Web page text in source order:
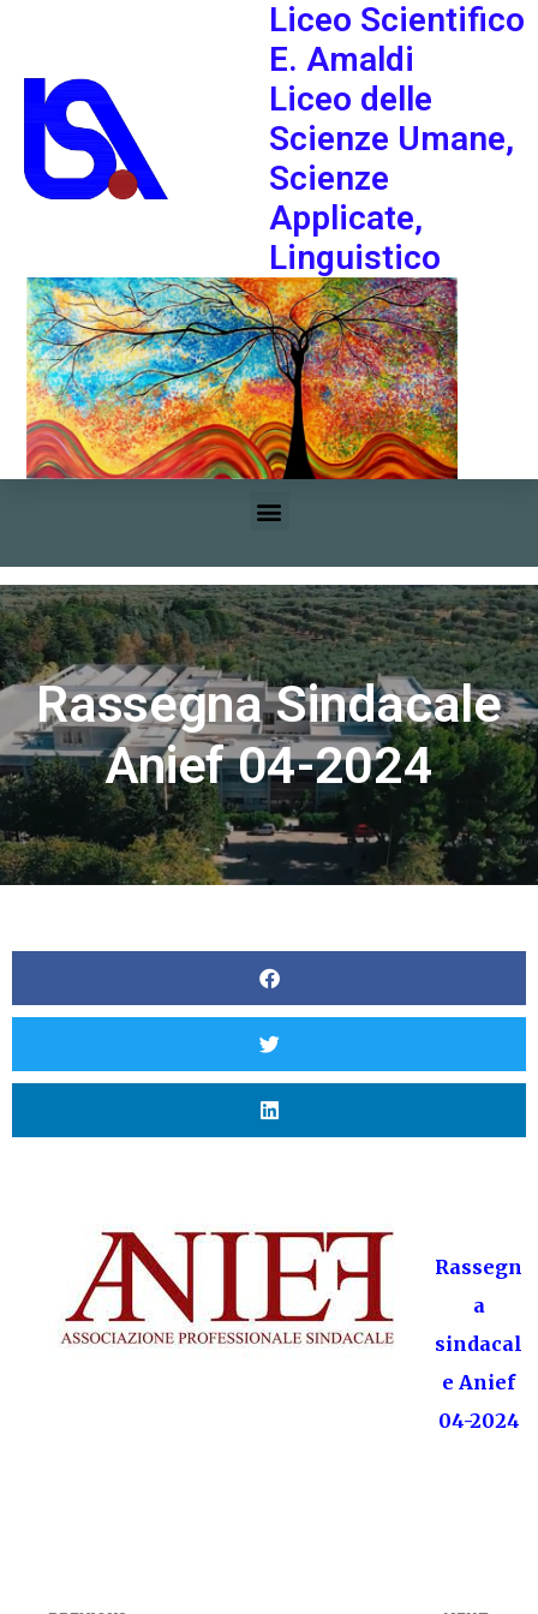
Liceo Scientifico
E. Amaldi
Liceo delle
Scienze Umane,
Scienze
Applicate,
Linguistico
Home»Rassegna sindacale Anief 04-2024
Rassegna Sindacale
Anief 04-2024
Rassegn
a
sindacal
e Anief
04-2024